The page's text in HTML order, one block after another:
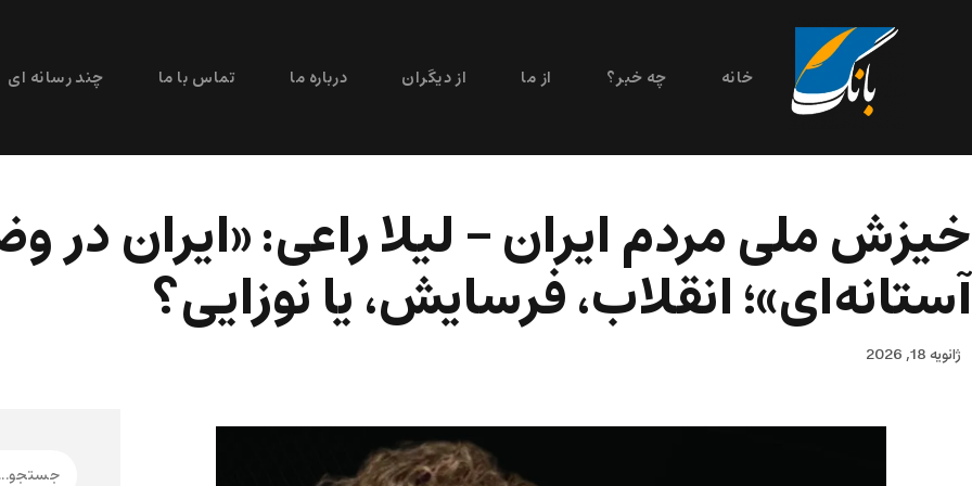
خانه چه خبر؟ از ما از دیگران درباره ما تماس با ما چند رسانه ای
خیزش ملی مردم ایران – لیلا راعی: «ایران در
آستانه‌ای»؛ انقلاب، فرسایش، یا نوزایی؟
ژانویه 18, 2026